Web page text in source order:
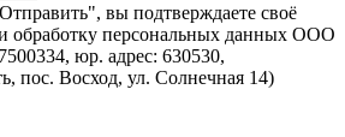
вы подтверждаете своё
и обработку персональных данных ООО
юр. адрес: 630530,
пос. Восход, ул. Солнечная 14)